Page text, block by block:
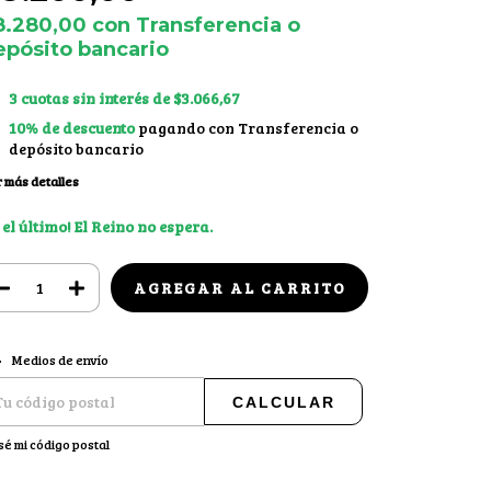
con Transferencia o
bancario
3 cuotas sin interés de$3.066,67
10% de descuentopagando con Transferencia o
depósito bancario
más detalles
el último! El Reino no espera.
para el CP:
Medios de envío
CALCULAR
mi código postal